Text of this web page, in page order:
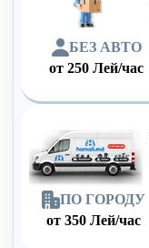
БЕЗ АВТО
от250 Лей/час
ПО ГОРОДУ
от 350 Лей/час